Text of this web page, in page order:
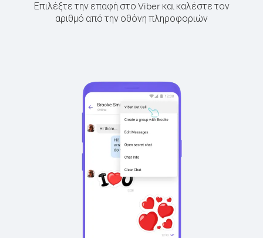
Επιλέξτε την επαφή στο Viber και καλέστε τον
αριθμό από την οθόνη πληροφοριών